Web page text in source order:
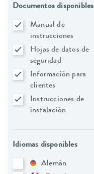
Documentos disponibles
Manual de
instrucciones
Hojas de datos de
seguridad
Información para
clientes
Instrucciones de
instalación
Idiomas disponibles
Alemán